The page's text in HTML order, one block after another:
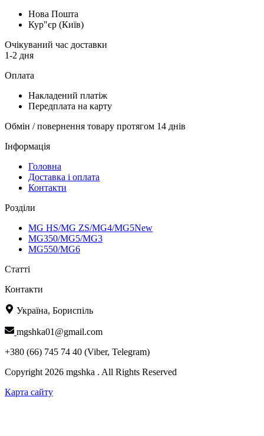
Нова Пошта
Кур"єр (Київ)
Очікуваний час доставки
1-2 дня
Оплата
Накладений платіж
Передплата на карту
Обмін / повернення товару протягом 14 днів
Інформація
Головна
Доставка і оплата
Контакти
Розділи
MG HS/MG ZS/MG4/MG5New
MG350/MG5/MG3
MG550/MG6
Статті
Контакти
Україна, Бориспіль
mgshka01@gmail.com
+380 (66) 745 74 40 (Viber, Telegram)
Copyright 2026 mgshka . All Rights Reserved
Карта сайту